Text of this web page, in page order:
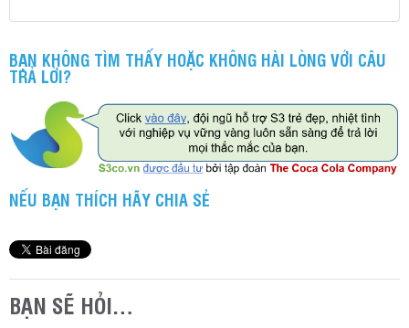
BẠN KHÔNG TÌM THẤY HOẶC KHÔNG HÀI LÒNG VỚI CÂU
TRẢ LỜI?
NẾU BẠN THÍCH HÃY CHIA SẺ
BẠN SẼ HỎI…